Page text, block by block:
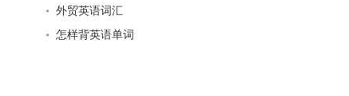
外贸英语词汇
怎样背英语单词